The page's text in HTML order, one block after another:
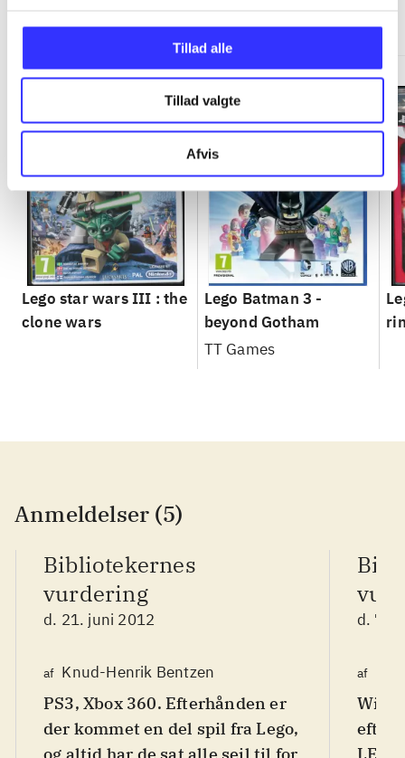
Tillad alle
Tillad valgte
Afvis
Lego star wars III : the
clone wars
Lego Batman 3 -
beyond Gotham
TT Games
Anmeldelser (5)
Bibliotekernes
vurdering
d. 21. juni 2012
af Knud-Henrik Bentzen
PS3, Xbox 360. Efterhånden er
der kommet en del spil fra Lego,
og altid har de sat alle sejl til for
d. 7.
af